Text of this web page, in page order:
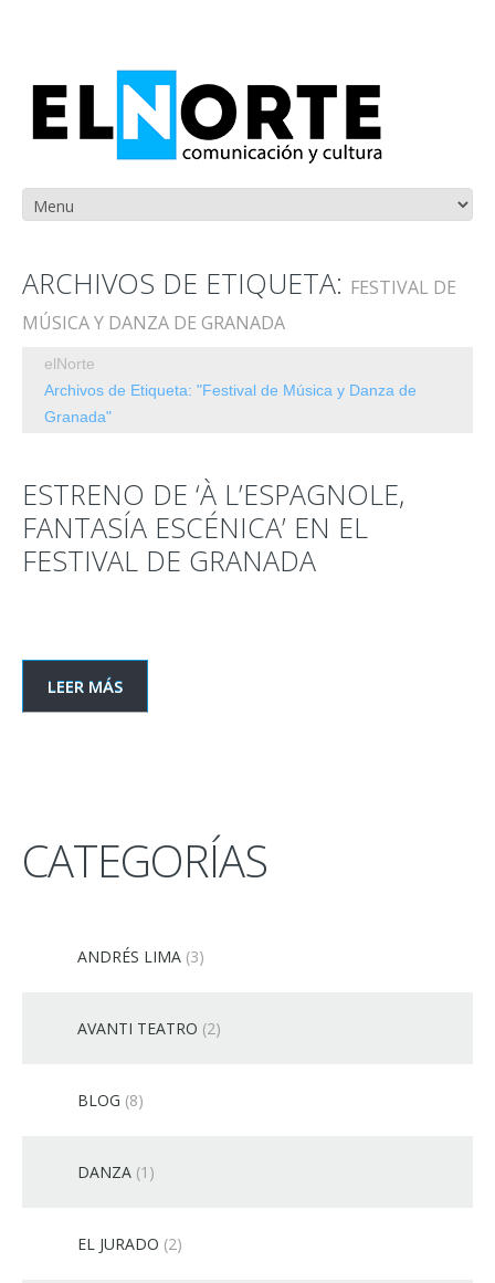
ARCHIVOS DE ETIQUETA: FESTIVAL DE
MÚSICA Y DANZA DE GRANADA
elNorte
Archivos de Etiqueta: "Festival de Música y Danza de
Granada"
ESTRENO DE ‘À L’ESPAGNOLE,
FANTASÍA ESCÉNICA’ EN EL
FESTIVAL DE GRANADA
LEER MÁS
CATEGORÍAS
ANDRÉS LIMA (3)
AVANTI TEATRO (2)
BLOG (8)
DANZA (1)
EL JURADO (2)